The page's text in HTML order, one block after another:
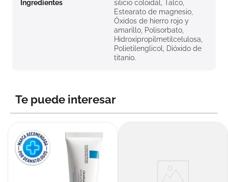
Ingredientes
silicio coloidal, Talco,
Estearato de magnesio,
Óxidos de hierro rojo y
amarillo, Polisorbato,
Hidroxipropilmetilcelulosa,
Polietilenglicol, Dióxido de
titanio.
Te puede interesar